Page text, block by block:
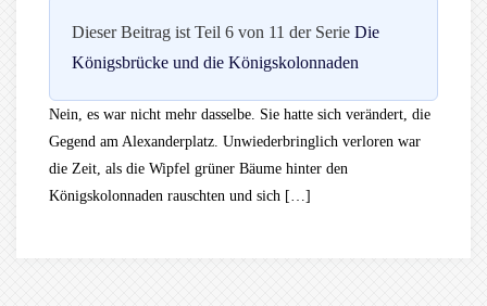
Dieser Beitrag ist Teil 6 von 11 der Serie Die
Königsbrücke und die Königskolonnaden
Nein, es war nicht mehr dasselbe. Sie hatte sich verändert, die
Gegend am Alexanderplatz. Unwiederbringlich verloren war
die Zeit, als die Wipfel grüner Bäume hinter den
Königskolonnaden rauschten und sich […]